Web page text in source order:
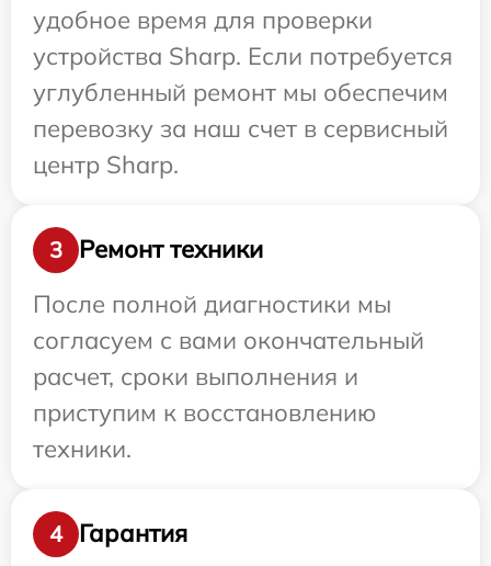
удобное время для проверки
устройства Sharp. Если потребуется
углубленный ремонт мы обеспечим
перевозку за наш счет в сервисный
центр Sharp.
3
Ремонт техники
После полной диагностики мы
согласуем с вами окончательный
расчет, сроки выполнения и
приступим к восстановлению
техники.
4 Гарантия